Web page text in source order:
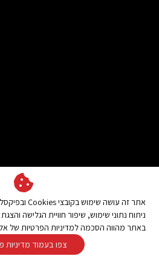
ניתוח נתוני שימוש, שיפור חוויית הגלישה
באתר מהווה הסכמה למדיניות הפרטיות של
צפו בעמוד מדיניות